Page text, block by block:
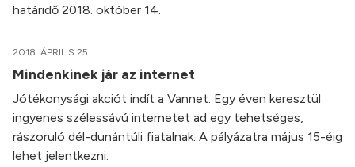
határidő 2018. október 14.
2018. ÁPRILIS 25.
Mindenkinek jár az internet
Jótékonysági akciót indít a Vannet. Egy éven keresztül
ingyenes szélessávú internetet ad egy tehetséges,
rászoruló dél-dunántúli fiatalnak. A pályázatra május 15-éig
lehet jelentkezni.